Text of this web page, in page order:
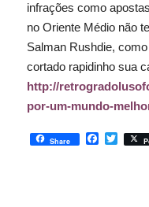
infrações como
no Oriente Médio não
Salman Rushdie,
cortado rapidinho sua
http://
por-um-mundo-
Share